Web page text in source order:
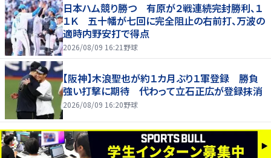
日本ハム競り勝つ 有原が２戦連続完封勝利、１
１Ｋ 五十幡が七回に完全阻止の右前打、万波の
適時内野安打で得点
2026/08/09 16:21 野球
【阪神】木浪聖也が約１カ月ぶり１軍登録 勝負
強い打撃に期待 代わって立石正広が登録抹消
2026/08/09 16:20野球